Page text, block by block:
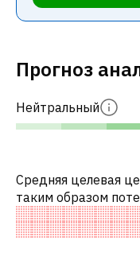
Прогноз
Нейтральный
Средняя целевая
таким образом
Обычно это
среди